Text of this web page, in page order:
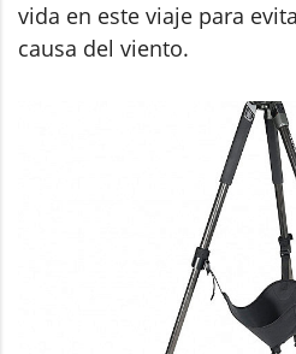
vida en este viaje para
causa del viento.